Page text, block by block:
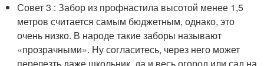
Совет 3 : Забор из профнастила высотой менее 1,5
метров считается самым бюджетным, однако, это
очень низко. В народе такие заборы называют
«прозрачными». Ну согласитесь, через него может